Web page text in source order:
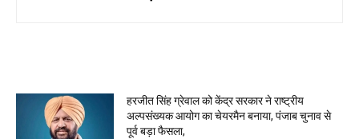
हरजीत सिंह ग्रेवाल को केंद्र सरकार ने राष्ट्रीय
अल्पसंख्यक आयोग का चेयरमैन बनाया, पंजाब चुनाव से
पूर्व बड़ा फैसला,